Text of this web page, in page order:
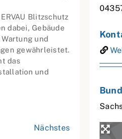
Blitzschutz
dabei, Gebäude
und
gewährleistet.
das
und
Nächstes